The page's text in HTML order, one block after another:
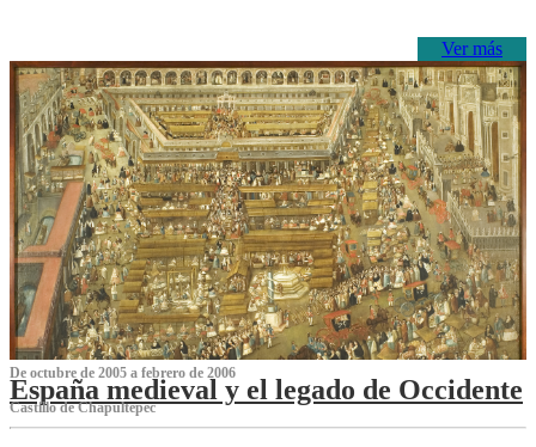
Ver más
De octubre de 2005 a febrero de 2006
España medieval y el legado de Occidente
Castillo de Chapultepec